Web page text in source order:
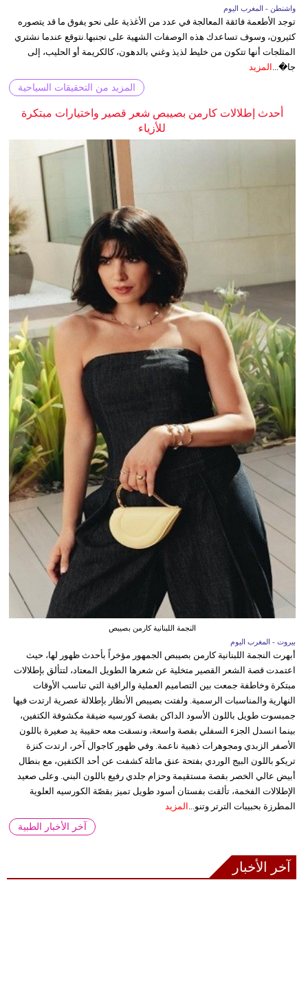
واشنطن - المغرب اليوم
توجد الأطعمة فائقة المعالجة في عدد من الأغذية على نحو يفوق ما قد يتصوره
كثيرون، وسوف تساعدك هذه الوصفات الشهية على تجنبها.نتوقع عندما نشتري
المثلجات أنها تتكون من خليط لذيذ وغني بالدهون، كالكريمة أو الحليب، إلى
جا�... المزيد
المزيد من التحقيقات السياحية
أحدث إطلالات كارمن بصيبص شعر قصير واختيارات مبتكرة
للأزياء
النجمة اللبنانية كارمن بصيبص
بيروت - المغرب اليوم
أبهرت النجمة اللبنانية كارمن بصيبص الجمهور مؤخراً بأحدث ظهور لها، حيث
اعتمدت قصة الشعر القصير متخلية عن شعرها الطويل المعتاد، لتتألق بإطلالات
مبتكرة وخاطفة جمعت بين التصاميم العملية والراقية التي تناسب الأوقات
النهارية والمناسبات الرسمية. ولفتت بصيبص الأنظار بإطلالة عصرية ارتدت فيها
جمبسوت طويل باللون الأسود الداكن بقصة كورسيه ضيقة مكشوفة الكتفين،
بينما انسدل الجزء السفلي بقصة واسعة، ونسقت معه حقيبة يد صغيرة باللون
الأصفر الزبدي ومجوهرات ذهبية ناعمة. وفي ظهور كاجوال آخر، ارتدت كنزة
تريكو باللون البيج الوردي بفتحة عنق مائلة كشفت عن أحد الكتفين، مع بنطال
أبيض عالي الخصر بقصة مستقيمة وحزام جلدي رفيع باللون البني. وعلى صعيد
الإطلالات الفخمة، تألقت بفستان أسود طويل تميز بقصّة الكورسيه العلوية
المطرزة بحبيبات الترتر وتنو... المزيد
آخر الأخبار الطبية
آخر الأخبار